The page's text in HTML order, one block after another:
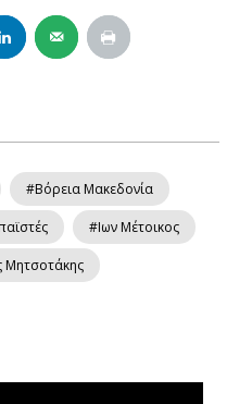
#Βόρεια Μακεδονία
#Ιων Μέτοικος
Μητσοτάκης